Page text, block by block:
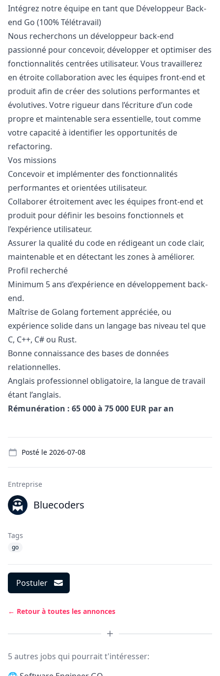
Description
Intégrez notre équipe en tant que Développeur Back-
end Go (100% Télétravail)
Nous recherchons un développeur back-end
passionné pour concevoir, développer et optimiser des
fonctionnalités centrées utilisateur. Vous travaillerez
en étroite collaboration avec les équipes front-end et
produit afin de créer des solutions performantes et
évolutives. Votre rigueur dans l’écriture d’un code
propre et maintenable sera essentielle, tout comme
votre capacité à identifier les opportunités de
refactoring.
Vos missions
Concevoir et implémenter des fonctionnalités
performantes et orientées utilisateur.
Collaborer étroitement avec les équipes front-end et
produit pour définir les besoins fonctionnels et
l’expérience utilisateur.
Assurer la qualité du code en rédigeant un code clair,
maintenable et en détectant les zones à améliorer.
Profil recherché
Minimum 5 ans d’expérience en développement back-
end.
Maîtrise de Golang fortement appréciée, ou
expérience solide dans un langage bas niveau tel que
C, C++, C# ou Rust.
Bonne connaissance des bases de données
relationnelles.
Anglais professionnel obligatoire, la langue de travail
étant l’anglais.
Rémunération : 65 000 à 75 000 EUR par an
Posté le 2026-07-08
Entreprise
Bluecoders
Tags
go
Postuler
← Retour à toutes les annonces
5 autres jobs qui pourrait t'intéresser: